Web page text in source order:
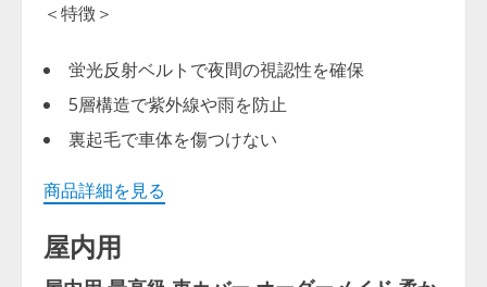
＜特徴＞
蛍光反射ベルトで夜間の視認性を確保
5層構造で紫外線や雨を防止
裏起毛で車体を傷つけない
商品詳細を見る
屋内用